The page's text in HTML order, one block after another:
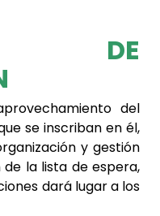
DE
del
se inscriban en él,
y gestión
la lista de espera,
dará lugar a los